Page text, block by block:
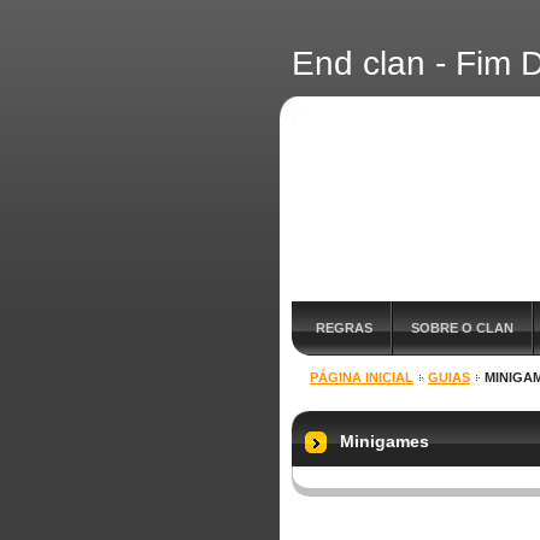
End clan - Fim
REGRAS SOBRE O CLAN
DOWNLOADS
PÁGINA INICIAL GUIAS
Minigames